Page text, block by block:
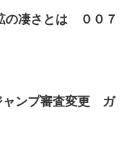
の凄さとは ００７
ンプ審査変更 ガ